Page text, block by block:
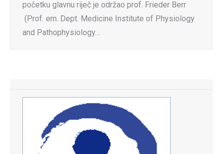
početku glavnu riječ je održao prof. Frieder Berr
(Prof. em. Dept. Medicine Institute of Physiology
and Pathophysiology…